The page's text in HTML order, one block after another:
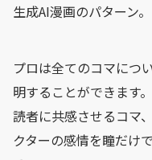
生成AI漫画のパターン。
プロは全てのコマにつ
明することができます。
読者に共感させるコマ
クターの感情を瞳だけ